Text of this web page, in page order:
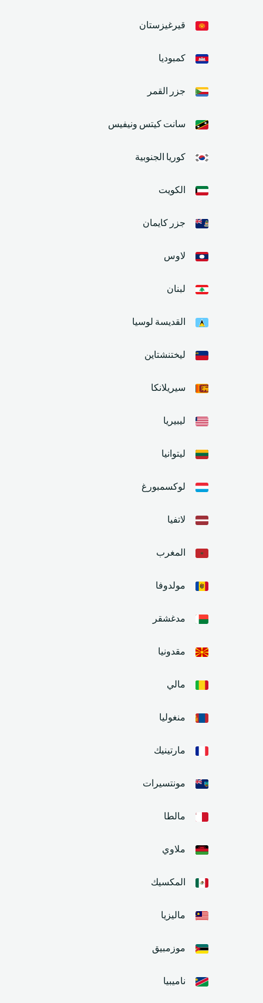
قيرغيزستان
كمبوديا
جزر القمر
سانت كيتس ونيفيس
كوريا الجنوبية
الكويت
جزر كايمان
لاوس
لبنان
القديسة لوسيا
ليختنشتاين
سيريلانكا
ليبيريا
ليتوانيا
لوكسمبورغ
لاتفيا
المغرب
مولدوفا
مدغشقر
مقدونيا
مالي
منغوليا
مارتينيك
مونتسيرات
مالطا
ملاوي
المكسيك
ماليزيا
موزمبيق
ناميبيا